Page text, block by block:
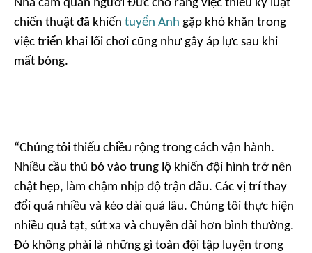
Nhà cầm quân người Đức cho rằng việc thiếu kỷ luật
chiến thuật đã khiến tuyển Anh gặp khó khăn trong
việc triển khai lối chơi cũng như gây áp lực sau khi
mất bóng.
“Chúng tôi thiếu chiều rộng trong cách vận hành.
Nhiều cầu thủ bó vào trung lộ khiến đội hình trở nên
chật hẹp, làm chậm nhịp độ trận đấu. Các vị trí thay
đổi quá nhiều và kéo dài quá lâu. Chúng tôi thực hiện
nhiều quả tạt, sút xa và chuyền dài hơn bình thường.
Đó không phải là những gì toàn đội tập luyện trong